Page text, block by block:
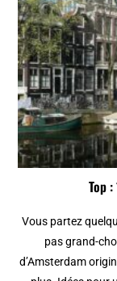
Top
Vous partez
pas grand-
d’Amsterdam